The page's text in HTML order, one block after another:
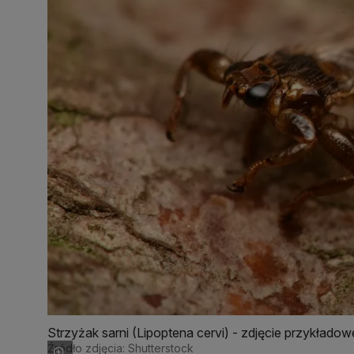
Strzyżak sarni (Lipoptena cervi) - zdjęcie
Źródło zdjęcia: Shutterstock